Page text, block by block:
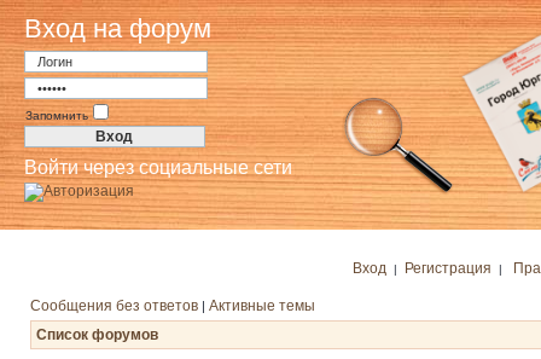
Вход на форум
Запомнить
Войти через социальные сети
Вход | Регистрация |
Сообщения без ответов | Активные темы
Список форумов